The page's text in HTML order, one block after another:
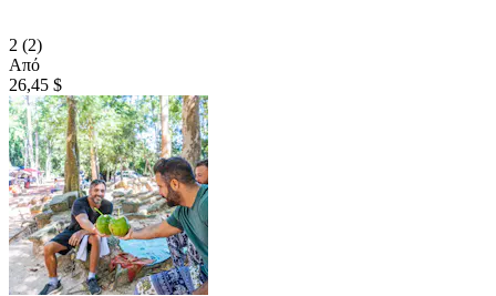
2 (2)
Από
26,45 $